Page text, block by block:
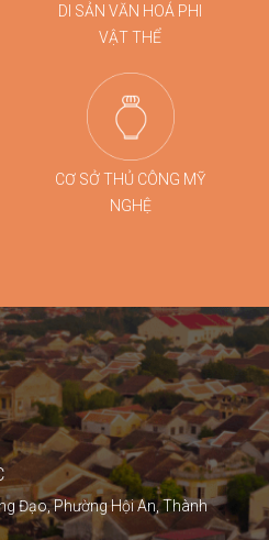
DI SẢN VĂN HOÁ PHI
VẬT THỂ
CƠ SỞ THỦ CÔNG MỸ
NGHỆ
Đạo, Phường Hội An, Thành